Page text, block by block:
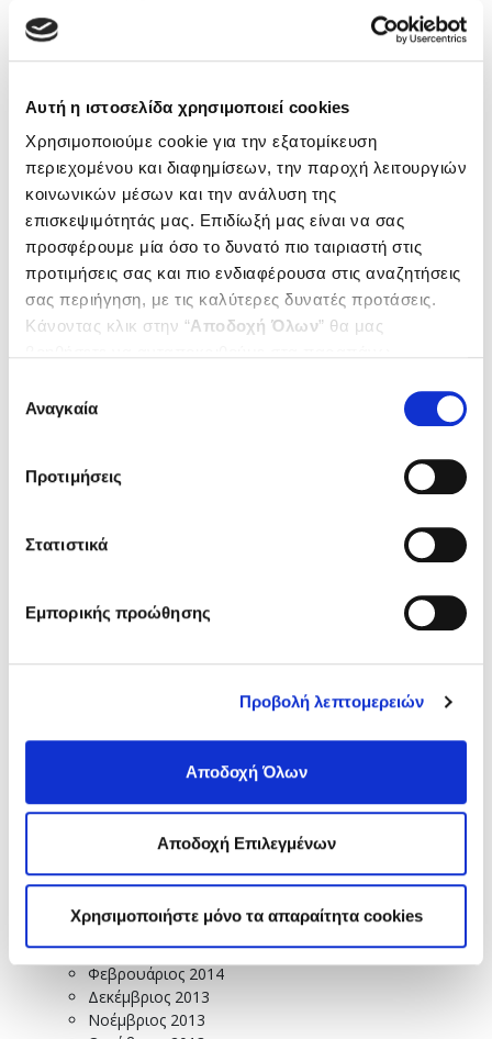
Αυτή η ιστοσελίδα χρησιμοποιεί cookies
Χρησιμοποιούμε cookie για την εξατομίκευση
περιεχομένου και διαφημίσεων, την παροχή λειτουργιών
κοινωνικών μέσων και την ανάλυση της
επισκεψιμότητάς μας. Επιδίωξή μας είναι να σας
προσφέρουμε μία όσο το δυνατό πιο ταιριαστή στις
προτιμήσεις σας και πιο ενδιαφέρουσα στις αναζητήσεις
σας περιήγηση, με τις καλύτερες δυνατές προτάσεις.
Κάνοντας κλικ στην “Αποδοχή Όλων” θα μας
ενδιαφέρουν και να επιλέξετε από τα παρακάτω με την
”. Μπορείτε να ενημερωθείτε
. Όπως και
στην “Προβολή λεπτομερειών”.
συγκατάθεσης
Αναγκαία
Προτιμήσεις
Στατιστικά
Εμπορικής προώθησης
Προβολή λεπτομερειών
Αποδοχή Όλων
Αποδοχή Επιλεγμένων
Χρησιμοποιήστε μόνο τα απαραίτητα cookies
Σεπτέμβριος 2017
Μάιος 2017
Απρίλιος 2017
Μάρτιος 2017
Φεβρουάριος 2017
Ιανουάριος 2017
Δεκέμβριος 2016
Νοέμβριος 2016
Οκτώβριος 2016
Σεπτέμβριος 2016
Αύγουστος 2016
Ιούλιος 2016
Μάρτιος 2016
Δεκέμβριος 2015
Οκτώβριος 2015
Σεπτέμβριος 2015
Ιούλιος 2015
Ιούνιος 2015
Ιανουάριος 2015
Δεκέμβριος 2014
Οκτώβριος 2014
Σεπτέμβριος 2014
Ιούνιος 2014
Μάιος 2014
Απρίλιος 2014
Μάρτιος 2014
Φεβρουάριος 2014
Δεκέμβριος 2013
Νοέμβριος 2013